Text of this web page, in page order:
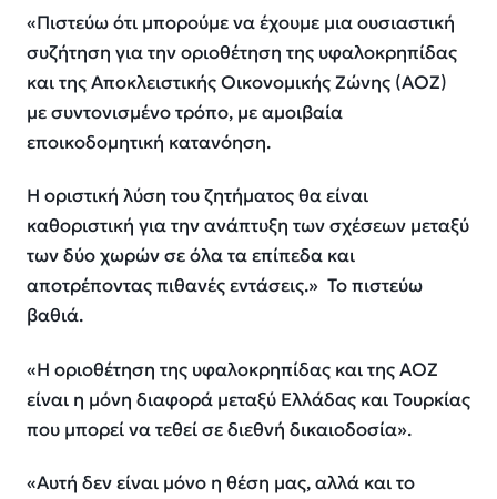
«Πιστεύω ότι μπορούμε να έχουμε μια ουσιαστική
συζήτηση για την οριοθέτηση της υφαλοκρηπίδας
και της Αποκλειστικής Οικονομικής Ζώνης (ΑΟΖ)
με συντονισμένο τρόπο, με αμοιβαία
εποικοδομητική κατανόηση.
Η οριστική λύση του ζητήματος θα είναι
καθοριστική για την ανάπτυξη των σχέσεων μεταξύ
των δύο χωρών σε όλα τα επίπεδα και
αποτρέποντας πιθανές εντάσεις.» Το πιστεύω
βαθιά.
«Η οριοθέτηση της υφαλοκρηπίδας και της ΑΟΖ
είναι η μόνη διαφορά μεταξύ Ελλάδας και Τουρκίας
που μπορεί να τεθεί σε διεθνή δικαιοδοσία».
«Αυτή δεν είναι μόνο η θέση μας, αλλά και το